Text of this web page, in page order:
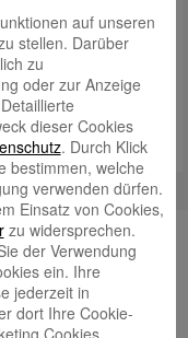
Ludwigsburg
Investitionsprojekt
eröffnet: das Schiller-
rund 8.000 m² werden
wie Alnatura, die
ihre
ist
auf unseren
stellen. Darüber
zu
oder zur Anzeige
dieser Cookies
. Durch Klick
bestimmen, welche
verwenden dürfen.
Einsatz von Cookies,
zu widersprechen.
der Verwendung
ein. Ihre
jederzeit in
dort Ihre Cookie-
Cookies